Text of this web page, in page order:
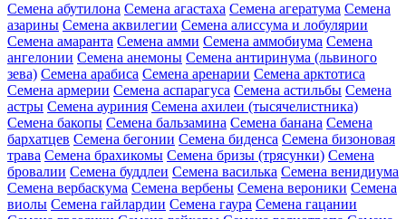
Семена абутилона Семена агастаха Семена агератума Семена
азарины Семена аквилегии Семена алиссума и лобулярии
Семена амаранта Семена амми Семена аммобиума Семена
ангелонии Семена анемоны Семена антиринума (львиного
зева) Семена арабиса Семена аренарии Семена арктотиса
Семена армерии Семена аспарагуса Семена астильбы Семена
астры Семена ауриния Семена ахилеи (тысячелистника)
Семена бакопы Семена бальзамина Семена банана Семена
бархатцев Семена бегонии Семена биденса Семена бизоновая
трава Семена брахикомы Семена бризы (трясунки) Семена
бровалии Семена буддлеи Семена василька Семена венидиума
Семена вербаскума Семена вербены Семена вероники Семена
виолы Семена гайлардии Семена гаура Семена гацании